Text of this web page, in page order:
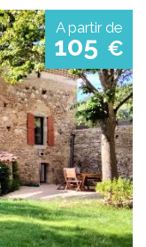
A partir de
105 €